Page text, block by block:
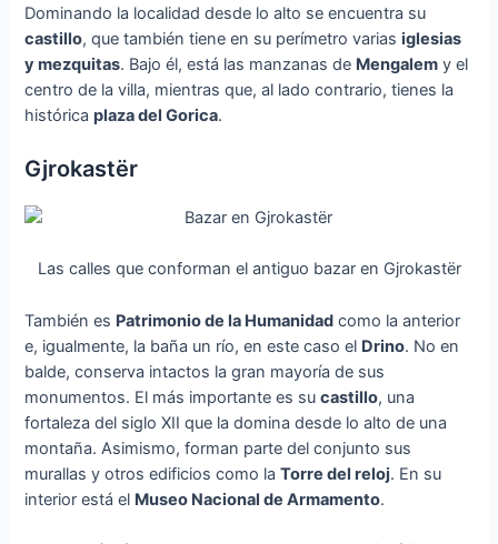
Dominando la localidad desde lo alto se encuentra su
castillo, que también tiene en su perímetro variasiglesias
y mezquitas. Bajo él, está las manzanas de Mengalem y el
centro de la villa, mientras que, al lado contrario, tienes la
históricaplaza del Gorica.
Gjrokastër
Las calles que conforman el antiguo bazar en Gjrokastër
También es Patrimonio de la Humanidad como la anterior
e, igualmente, la baña un río, en este caso el Drino. No en
balde, conserva intactos la gran mayoría de sus
monumentos. El más importante es sucastillo, una
fortaleza del siglo XII que la domina desde lo alto de una
montaña. Asimismo, forman parte del conjunto sus
murallas y otros edificios como laTorre del reloj. En su
interior está el Museo Nacional de Armamento.